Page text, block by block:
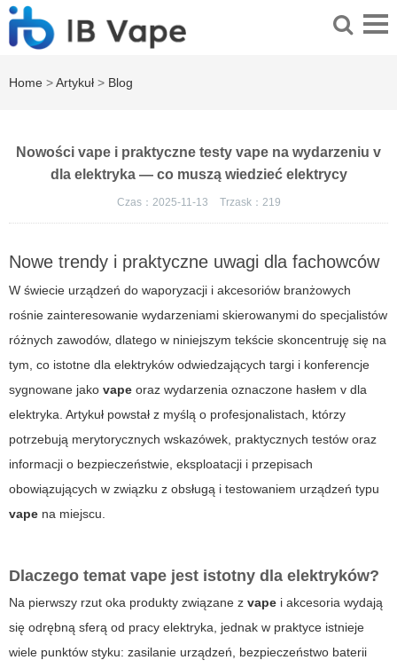
Home >Artykuł > Blog
Nowości vape i praktyczne testy vape na wydarzeniu v
dla elektryka — co muszą wiedzieć elektrycy
Czas：2025-11-13 Trzask： 219
Nowe trendy i praktyczne uwagi dla fachowców
W świecie urządzeń do waporyzacji i akcesoriów branżowych
rośnie zainteresowanie wydarzeniami skierowanymi do specjalistów
różnych zawodów, dlatego w niniejszym tekście skoncentruję się na
tym, co istotne dla elektryków odwiedzających targi i konferencje
sygnowane jako vape oraz wydarzenia oznaczone hasłem v dla
elektryka. Artykuł powstał z myślą o profesjonalistach, którzy
potrzebują merytorycznych wskazówek, praktycznych testów oraz
informacji o bezpieczeństwie, eksploatacji i przepisach
obowiązujących w związku z obsługą i testowaniem urządzeń typu
vape na miejscu.
Dlaczego temat vape jest istotny dla elektryków?
Na pierwszy rzut oka produkty związane z vape i akcesoria wydają
się odrębną sferą od pracy elektryka, jednak w praktyce istnieje
wiele punktów styku: zasilanie urządzeń, bezpieczeństwo baterii